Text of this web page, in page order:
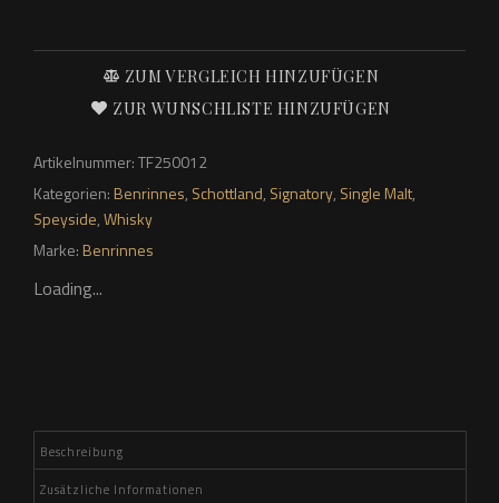
100
-
Signatory,
57,1%
Menge
ZUM VERGLEICH HINZUFÜGEN
ZUR WUNSCHLISTE HINZUFÜGEN
Artikelnummer:TF250012
Kategorien: Benrinnes, Schottland, Signatory, Single Malt,
Speyside,Whisky
Marke: Benrinnes
Loading...
Beschreibung
Zusätzliche Informationen